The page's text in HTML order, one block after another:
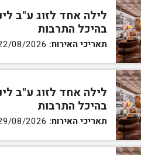
לילה אחד לזוג ע"ב
בהיכל התרבות
תאריכי האירוח:
לילה אחד לזוג ע"ב
בהיכל התרבות
תאריכי האירוח: